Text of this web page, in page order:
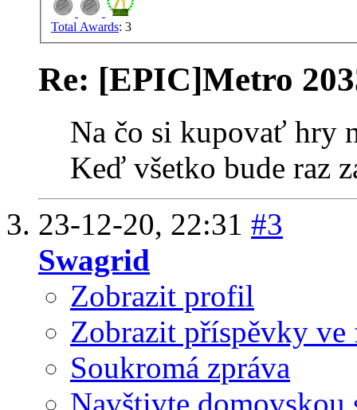
Total Awards: 3
Re: [EPIC]Metro
Na čo si kupovať hry
Keď všetko bude raz
23-12-20, 22:31 #3
Swagrid
Zobrazit profil
Zobrazit příspěvky ve
Soukromá zpráva